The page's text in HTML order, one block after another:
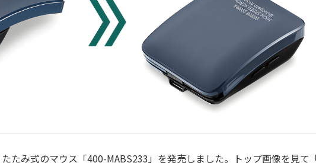
たみ式のマウス「400-MABS233」を発売しました。トップ画像を見て